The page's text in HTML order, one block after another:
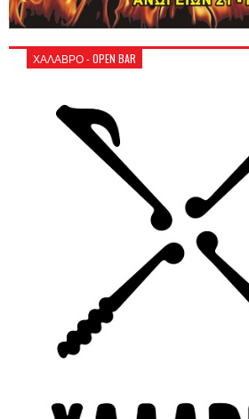
ΧΑΛΑΒΡΟ - OPEN BAR